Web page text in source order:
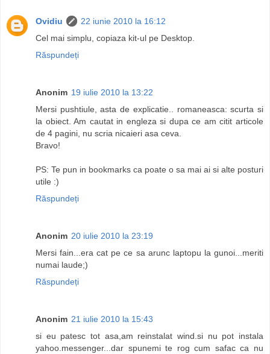
Ovidiu
22 iunie 2010 la 16:12
Cel mai simplu, copiaza kit-ul pe Desktop.
Răspundeți
Anonim 19 iulie 2010 la 13:22
Mersi pushtiule, asta de explicatie.. romaneasca: scurta si
la obiect. Am cautat in engleza si dupa ce am citit articole
de 4 pagini, nu scria nicaieri asa ceva.
Bravo!
PS: Te pun in bookmarks ca poate o sa mai ai si alte posturi
utile :)
Răspundeți
Anonim 20 iulie 2010 la 23:19
Mersi fain...era cat pe ce sa arunc laptopu la gunoi...meriti
numai laude;)
Răspundeți
Anonim 21 iulie 2010 la 15:43
si eu patesc tot asa,am reinstalat wind.si nu pot instala
yahoo.messenger...dar spunemi te rog cum safac ca nu